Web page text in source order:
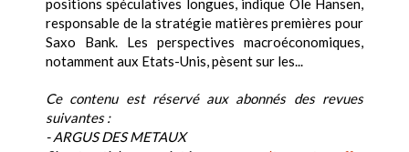
positions spéculatives longues, indique Ole Hansen,
responsable de la stratégie matières premières pour
Saxo Bank. Les perspectives macroéconomiques,
notamment aux Etats-Unis, pèsent sur les...
Ce contenu est réservé aux abonnés des revues
suivantes :
- ARGUS DES METAUX